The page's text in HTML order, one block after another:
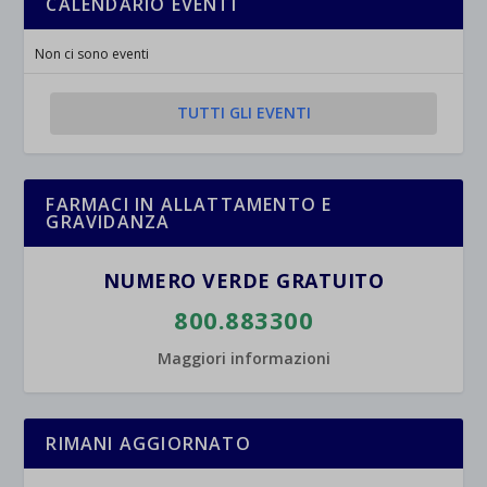
Non ci sono eventi
TUTTI GLI EVENTI
FARMACI IN ALLATTAMENTO E
GRAVIDANZA
NUMERO VERDE GRATUITO
800.883300
Maggiori informazioni
RIMANI AGGIORNATO
Mostra dettagli